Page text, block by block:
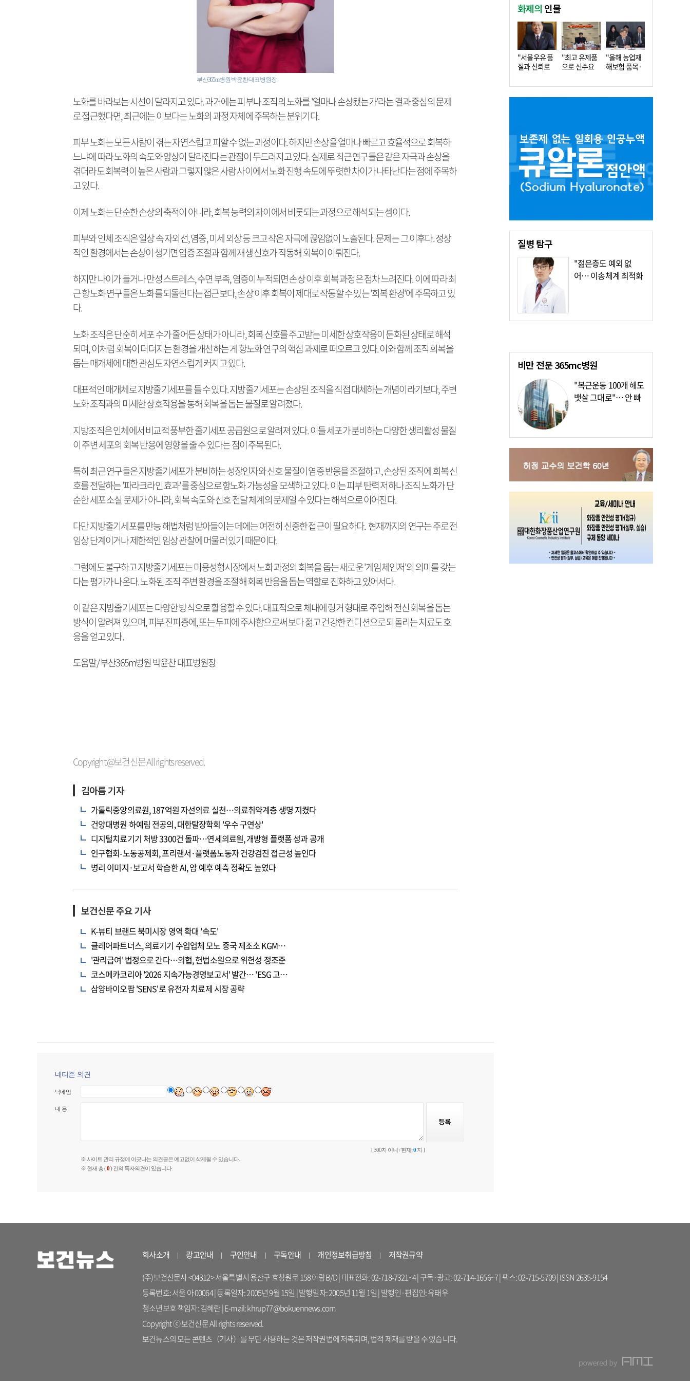
부산365m병원 박윤찬 대표병원장
노화를 바라보는 시선이 달라지고 있다. 과거에는 피부나 조직의 노화를 '얼마나 손상됐는가'라는 결과 중심의 문제
로 접근했다면, 최근에는 이보다는 노화의 과정 자체에 주목하는 분위기다.
피부 노화는 모든 사람이 겪는 자연스럽고 피할 수 없는 과정이다. 하지만 손상을 얼마나 빠르고 효율적으로 회복하
느냐에 따라 노화의 속도와 양상이 달라진다는 관점이 두드러지고 있다. 실제로 최근 연구들은 같은 자극과 손상을
겪더라도 회복력이 높은 사람과 그렇지 않은 사람 사이에서 노화 진행 속도에 뚜렷한 차이가 나타난다는 점에 주목하
고 있다.
이제 노화는 단순한 손상의 축적이 아니라, 회복 능력의 차이에서 비롯되는 과정으로 해석되는 셈이다.
피부와 인체 조직은 일상 속 자외선, 염증, 미세 외상 등 크고 작은 자극에 끊임없이 노출된다. 문제는 그 이후다. 정상
적인 환경에서는 손상이 생기면 염증 조절과 함께 재생 신호가 작동해 회복이 이뤄진다.
하지만 나이가 들거나 만성 스트레스, 수면 부족, 염증이 누적되면 손상 이후 회복 과정은 점차 느려진다. 이에 따라 최
근 항노화 연구들은 노화를 되돌린다는 접근보다, 손상 이후 회복이 제대로 작동할 수 있는 '회복 환경'에 주목하고 있
다.
노화 조직은 단순히 세포 수가 줄어든 상태가 아니라, 회복 신호를 주고받는 미세한 상호작용이 둔화된 상태로 해석
되며, 이처럼 회복이 더뎌지는 환경을 개선하는 게 항노화 연구의 핵심 과제로 떠오르고 있다. 이와 함께 조직 회복을
돕는 매개체에 대한 관심도 자연스럽게 커지고 있다.
대표적인 매개체로 지방줄기세포를 들 수 있다. 지방줄기세포는 손상된 조직을 직접 대체하는 개념이라기보다, 주변
노화 조직과의 미세한 상호작용을 통해 회복을 돕는 물질로 알려졌다.
지방조직은 인체에서 비교적 풍부한 줄기세포 공급원으로 알려져 있다. 이들 세포가 분비하는 다양한 생리활성 물질
이 주변 세포의 회복 반응에 영향을 줄 수 있다는 점이 주목된다.
특히 최근 연구들은 지방줄기세포가 분비하는 성장인자와 신호 물질이 염증 반응을 조절하고, 손상된 조직에 회복 신
호를 전달하는 '파라크라인 효과'를 중심으로 항노화 가능성을 모색하고 있다. 이는 피부 탄력 저하나 조직 노화가 단
순한 세포 소실 문제가 아니라, 회복 속도와 신호 전달 체계의 문제일 수 있다는 해석으로 이어진다.
다만 지방줄기세포를 만능 해법처럼 받아들이는 데에는 여전히 신중한 접근이 필요하다. 현재까지의 연구는 주로 전
임상 단계이거나 제한적인 임상 관찰에 머물러 있기 때문이다.
그럼에도 불구하고 지방줄기세포는 미용성형시장에서 노화 과정의 회복을 돕는 새로운 '게임체인저'의 의미를 갖는
다는 평가가 나온다. 노화된 조직 주변 환경을 조절해 회복 반응을 돕는 역할로 진화하고 있어서다.
이 같은 지방줄기세포는 다양한 방식으로 활용할 수 있다. 대표적으로 체내에 링거 형태로 주입해 전신 회복을 돕는
방식이 알려져 있으며, 피부 진피층에, 또는 두피에 주사함으로써 보다 젊고 건강한 컨디션으로 되돌리는 치료도 호
응을 얻고 있다.
도움말/ 부산365m병원 박윤찬 대표병원장
Copyright @보건신문 All rights reserved.
김아름 기자
가톨릭중앙의료원, 187억원 자선의료 실천…의료취약계층 생명 지켰다
건양대병원 하예림 전공의, 대한탈장학회 '우수 구연상'
디지털치료기기 처방 3300건 돌파…연세의료원, 개방형 플랫폼 성과 공개
인구협회-노동공제회, 프리랜서·플랫폼노동자 건강검진 접근성 높인다
병리 이미지·보고서 학습한 AI, 암 예후 예측 정확도 높였다
보건신문 주요 기사
K-뷰티 브랜드 북미시장 영역 확대 '속도'
클레어파트너스, 의료기기 수입업체 모노 중국 제조소 KGM…
'관리급여' 법정으로 간다…의협, 헌법소원으로 위헌성 정조준
코스메카코리아 '2026 지속가능경영보고서' 발간… 'ESG 고…
삼양바이오팜 'SENS'로 유전자 치료제 시장 공략
네티즌 의견
닉네임
내 용
[ 300자 이내 / 현재:0 자 ]
※ 사이트 관리 규정에 어긋나는 의견글은 예고없이 삭제될 수 있습니다.
※ 현재 총 (0) 건의 독자의견이 있습니다.
화제의 인물
"서울우유 품
질과 신뢰로
"최고 유제품
으로 신수요
"올해 농업재
해보험 품목·
질병탐구
"젊은층도 예외 없
어… 이송체계 최적화
비만 전문365mc병원
"복근운동 100개 해도
뱃살 그대로"… 안 빠
회사소개 광고안내 구인안내 구독안내 개인정보취급방침
저작권규약
(주)보건신문사 <04312> 서울특별시 용산구 효창원로 158 아람B/D | 대표전화: 02-718-7321~4 | 구독·광고: 02-714-1656~7 | 팩스: 02-715-5709 | ISSN 2635-9154
등록번호: 서울 아 00064 | 등록일자: 2005년 9월 15일 | 발행일자: 2005년 11월 1일 | 발행인·편집인: 유태우
청소년보호 책임자: 김혜란 | E-mail: khrup77@bokuennews.com
Copyright ⓒ 보건신문 All rights reserved.
보건뉴스의 모든 콘텐츠（기사）를 무단 사용하는 것은 저작권법에 저촉되며, 법적 제재를 받을 수 있습니다.